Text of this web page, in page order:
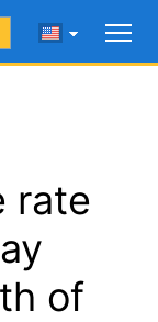
rate
of